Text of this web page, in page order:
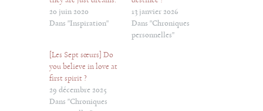
20 juin 2020
Dans "Inspiration"
13 janvier 2026
Dans "Chroniques
personnelles"
[Les Sept sœurs] Do
you believe in love at
first spirit ?
29 décembre 2025
Dans "Chroniques